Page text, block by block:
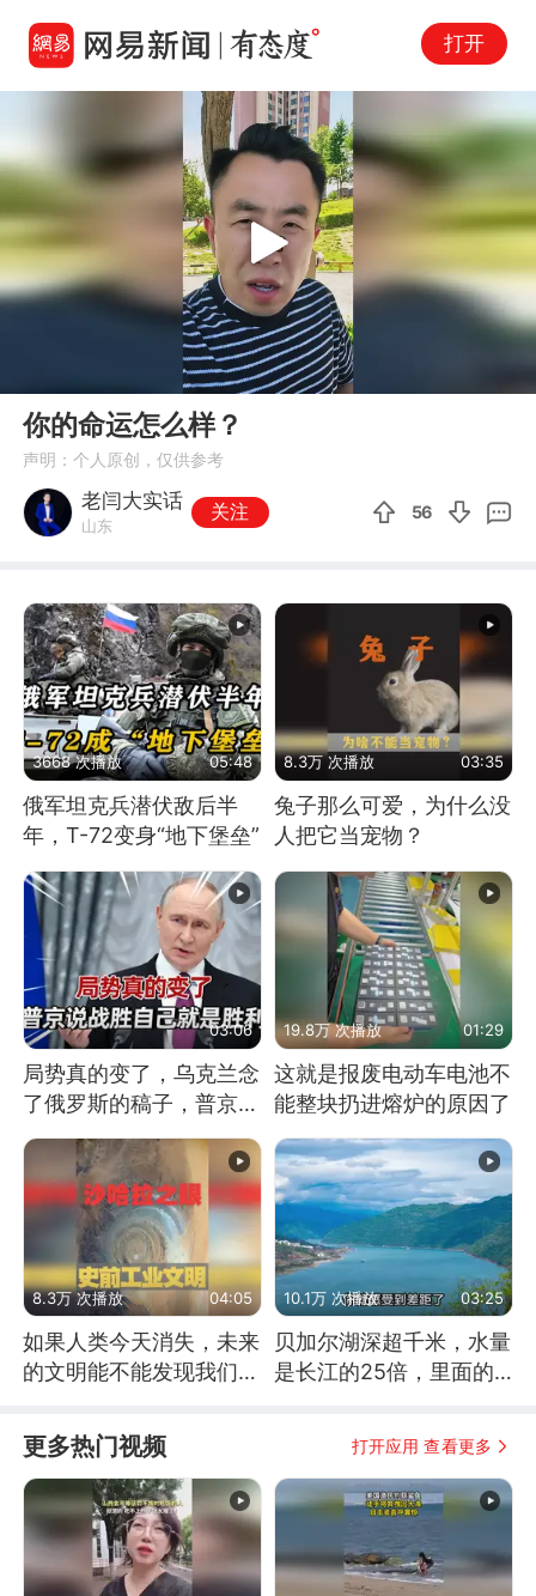
打开
Play
你的命运怎么样？
声明：个人原创，仅供参考
老闫大实话
山东
关注 56
3668 次播放 05:48
俄军坦克兵潜伏敌后半
年，T-72变身“地下堡垒”
8.3万 次播放 03:35
兔子那么可爱，为什么没
人把它当宠物？
03:06
局势真的变了，乌克兰念
了俄罗斯的稿子，普京说
战胜自己就是胜利
19.8万 次播放 01:29
这就是报废电动车电池不
能整块扔进熔炉的原因了
8.3万 次播放 04:05
如果人类今天消失，未来
的文明能不能发现我们存
10.1万 次播放 03:25
贝加尔湖深超千米，水量
是长江的25倍，里面的
更多热门视频 打开应用 查看更多